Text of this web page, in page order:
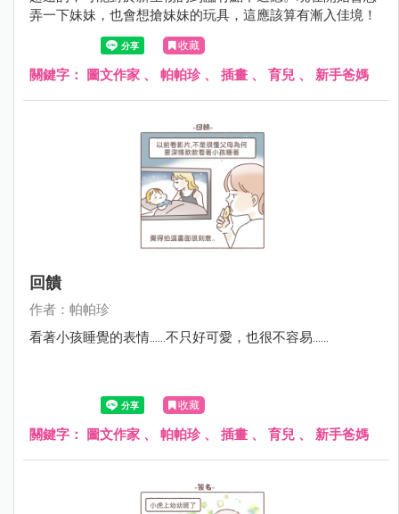
弄一下妹妹，也會想搶妹妹的玩具，這應該算有漸入佳境！
收藏
關鍵字： 圖文作家 、 帕帕珍、 插畫 、 育兒 、 新手爸媽
回饋
作者：帕帕珍
看著小孩睡覺的表情......不只好可愛，也很不容易......
收藏
關鍵字： 圖文作家 、 帕帕珍、 插畫 、 育兒 、 新手爸媽